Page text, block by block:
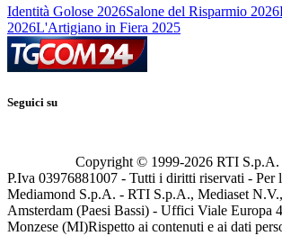
Identità Golose 2026Salone del Risparmio 2026
2026L'Artigiano in Fiera 2025
Seguici su
Copyright © 1999-2026 RTI S.p.A.
P.Iva 03976881007 - Tutti i diritti riservati - Per
Mediamond S.p.A. - RTI S.p.A., Mediaset
Amsterdam (Paesi Bassi) - Uffici Viale Europa
Monzese (MI)Rispetto ai contenuti e ai dati